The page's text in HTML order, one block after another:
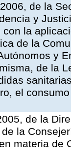
de la
y
la
de la
y
de la
el
de la
la
materia de